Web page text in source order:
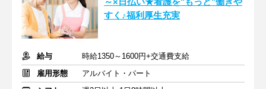
すく♪福利厚生充実
給与
時給1350～1600円+交通費支給
雇用形態
アルバイト・パート